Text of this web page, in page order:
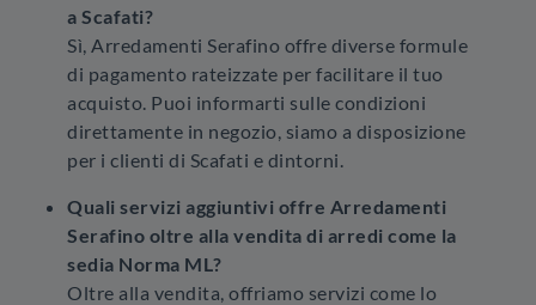
a Scafati?
Sì, Arredamenti Serafino offre diverse formule
di pagamento rateizzate per facilitare il tuo
acquisto. Puoi informarti sulle condizioni
direttamente in negozio, siamo a disposizione
per i clienti di Scafati e dintorni.
Quali servizi aggiuntivi offre Arredamenti
Serafino oltre alla vendita di arredi come la
sedia Norma ML?
Oltre alla vendita, offriamo servizi come lo